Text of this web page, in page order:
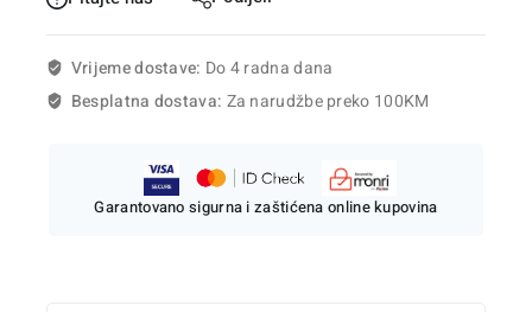
Vrijeme dostave: Do 4 radna dana
Besplatna dostava: Za narudžbe preko 100KM
Garantovano sigurna i zaštićena online kupovina